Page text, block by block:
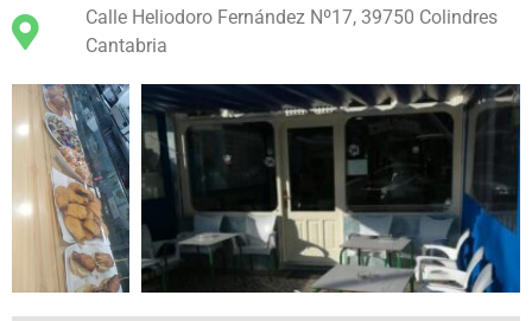
Calle Heliodoro Fernández Nº17, 39750 Colindres
Cantabria